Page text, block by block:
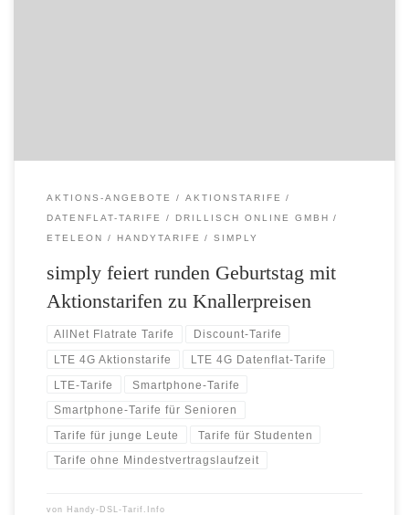
AKTIONS-ANGEBOTE
AKTIONSTARIFE
DATENFLAT-TARIFE
DRILLISCH ONLINE GMBH
ETELEON
HANDYTARIFE SIMPLY
simply feiert runden Geburtstag mit
Aktionstarifen zu Knallerpreisen
AllNet Flatrate Tarife Discount-Tarife
LTE 4G Aktionstarife LTE 4G Datenflat-Tarife
LTE-Tarife Smartphone-Tarife
Smartphone-Tarife für Senioren
Tarife für junge Leute Tarife für Studenten
Tarife ohne Mindestvertragslaufzeit
von Handy-DSL-Tarif.Info